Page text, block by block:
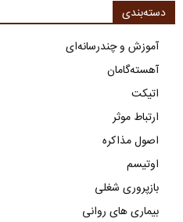
دسته‌بندی
آموزش و چندرسانه‌ای
آهسته‌گامان
اتیکت
ارتباط موثر
اصول مذاکره
اوتیسم
بازپروری شغلی
بیماری های روانی